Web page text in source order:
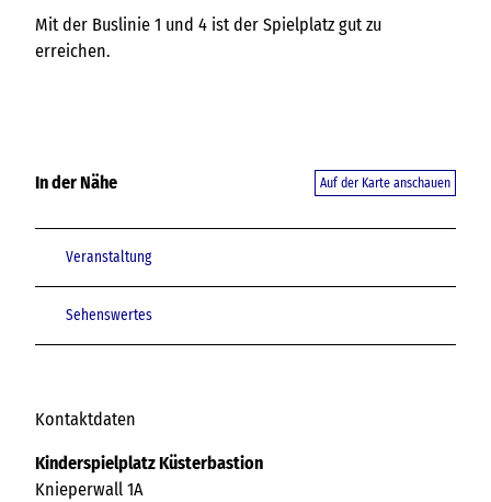
Mit der Buslinie 1 und 4 ist der Spielplatz gut zu
erreichen.
In der Nähe Auf der Karte anschauen
Veranstaltung
Sehenswertes
Kontaktdaten
Kinderspielplatz Küsterbastion
Knieperwall 1A